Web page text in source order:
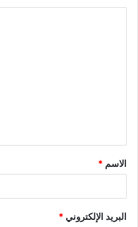
ق
*
الاسم *
البريد الإلكتروني*